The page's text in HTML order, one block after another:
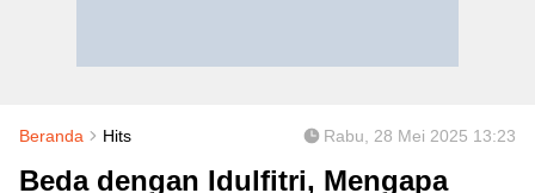
Beranda Hits Rabu, 28 Mei 2025 13:23
Beda dengan Idulfitri, Mengapa